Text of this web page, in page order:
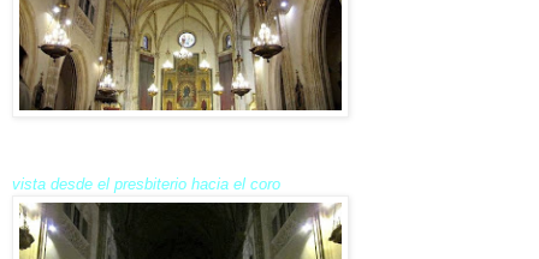
vista desde el presbiterio hacia el coro